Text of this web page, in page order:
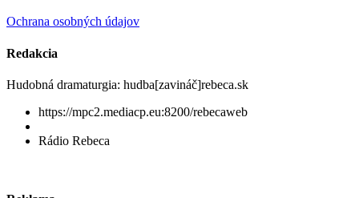
Ochrana osobných údajov
Redakcia
Hudobná dramaturgia: hudba[zavináč]rebeca.sk
https://mpc2.mediacp.eu:8200/rebecaweb
Rádio Rebeca